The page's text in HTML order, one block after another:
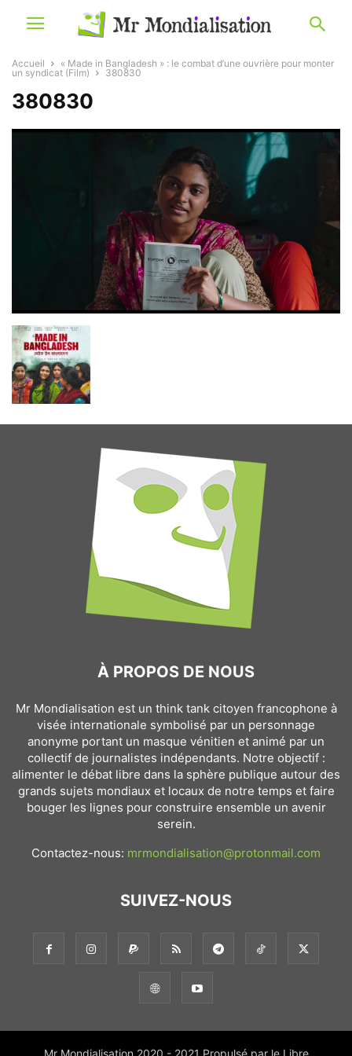
Accueil
« Made in Bangladesh » : le combat d’une ouvrière pour monter
un syndicat (Film)
380830
380830
À PROPOS DE NOUS
Mr Mondialisation est un think tank citoyen francophone à
visée internationale symbolisé par un personnage
anonyme portant un masque vénitien et animé par un
collectif de journalistes indépendants. Notre objectif :
alimenter le débat libre dans la sphère publique autour des
grands sujets mondiaux et locaux de notre temps et faire
bouger les lignes pour construire ensemble un avenir
serein.
Contactez-nous: mrmondialisation@protonmail.com
SUIVEZ-NOUS